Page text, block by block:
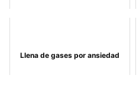
Llena de gases por ansiedad